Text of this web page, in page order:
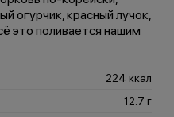
огурчик, красный лучок,
это поливается нашим
224 ккал
12.7 г